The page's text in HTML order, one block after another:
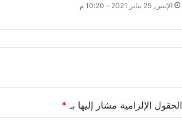
الإثنين, 25 يناير 2021 - 10:20 م
الحقول الإلزامية مشار إليها بـ *